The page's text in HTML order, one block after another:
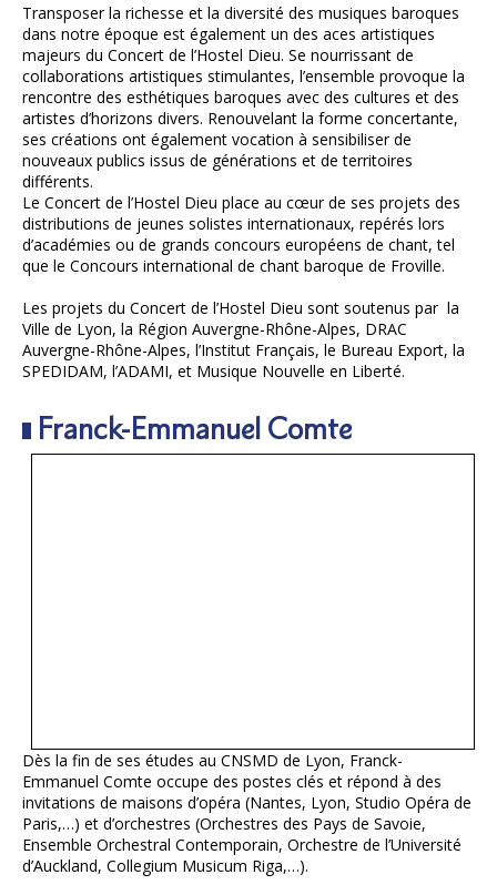
Transposer la richesse et la diversité des musiques baroques
dans notre époque est également un des aces artistiques
majeurs du Concert de l’Hostel Dieu. Se nourrissant de
collaborations artistiques stimulantes, l’ensemble provoque la
rencontre des esthétiques baroques avec des cultures et des
artistes d’horizons divers. Renouvelant la forme concertante,
ses créations ont également vocation à sensibiliser de
nouveaux publics issus de générations et de territoires
différents.
Le Concert de l’Hostel Dieu place au cœur de ses projets des
distributions de jeunes solistes internationaux, repérés lors
d’académies ou de grands concours européens de chant, tel
que le Concours international de chant baroque de Froville.
Les projets du Concert de l’Hostel Dieu sont soutenus par la
Ville de Lyon, la Région Auvergne-Rhône-Alpes, DRAC
Auvergne-Rhône-Alpes, l’Institut Français, le Bureau Export, la
SPEDIDAM, l’ADAMI, et Musique Nouvelle en Liberté.
Franck-Emmanuel Comte
Dès la fin de ses études au CNSMD de Lyon, Franck-
Emmanuel Comte occupe des postes clés et répond à des
invitations de maisons d’opéra (Nantes, Lyon, Studio Opéra de
Paris,…) et d’orchestres (Orchestres des Pays de Savoie,
Ensemble Orchestral Contemporain, Orchestre de l’Université
d’Auckland, Collegium Musicum Riga,…).